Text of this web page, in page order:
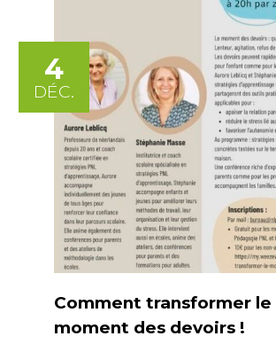
4
DÉC.
Comment transformer le
moment des devoirs !